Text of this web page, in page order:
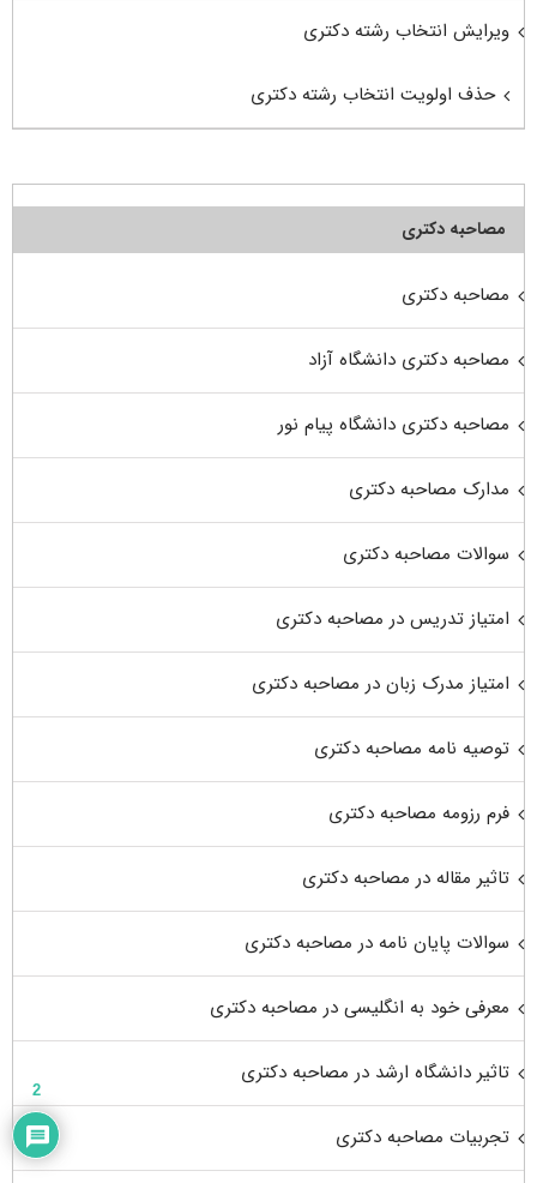
ویرایش انتخاب رشته دکتری
حذف اولویت انتخاب رشته دکتری
مصاحبه دکتری
مصاحبه دکتری
مصاحبه دکتری دانشگاه آزاد
مصاحبه دکتری دانشگاه پیام نور
مدارک مصاحبه دکتری
سوالات مصاحبه دکتری
امتیاز تدریس در مصاحبه دکتری
امتیاز مدرک زبان در مصاحبه دکتری
توصیه نامه مصاحبه دکتری
فرم رزومه مصاحبه دکتری
تاثیر مقاله در مصاحبه دکتری
سوالات پایان نامه در مصاحبه دکتری
معرفی خود به انگلیسی در مصاحبه دکتری
تاثیر دانشگاه ارشد در مصاحبه دکتری
تجربیات مصاحبه دکتری
2